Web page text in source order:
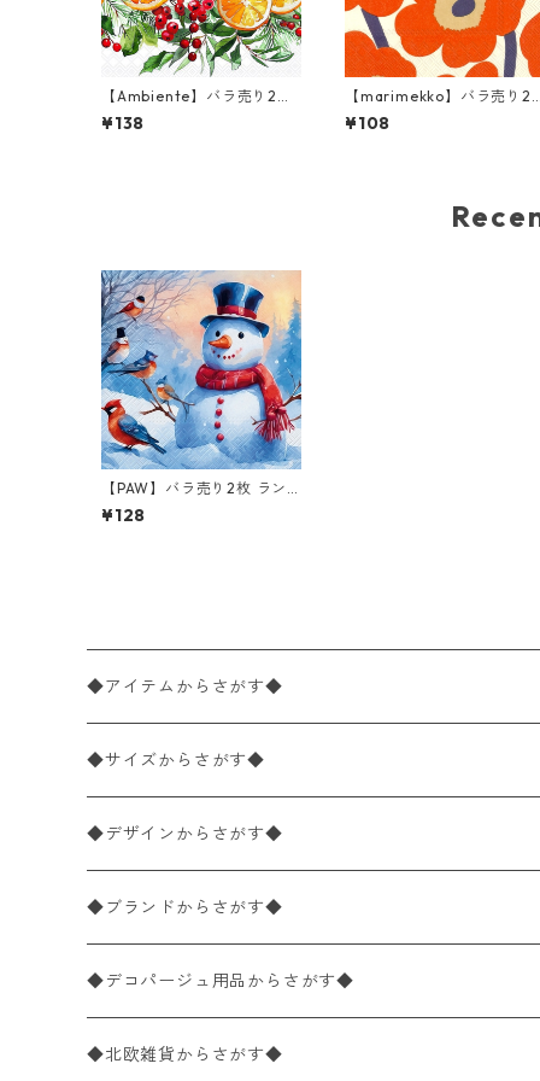
【Ambiente】バラ売り2枚
ランチサイズ ペーパーナプ
キン Winter oranges ホワ
¥138
【marimekko】バラ売り2
枚 カクテルサイズ ペーパー
ナプキン UNIKKO クリーム
¥108
【PAW】バラ売り2枚 ラン
チサイズ ペーパーナプキン
Distinctive Snowman ブル
¥128
◆アイテムからさがす◆
ペーパーナプキン2枚バラ売り
ペーパーナプキン1枚バラ売り
ペーパーナプキン20枚入りパック
ペーパーナプキン10枚入りパック
ライスペーパー
◆サイズからさがす◆
33×33cm（ランチサイズ）
バラ売り
パック売り
25×25cm（カクテルサイズ）
バラ売り
パック売り
40×40cm（ディナーサイズ）
バラ売り
21×21cm（ポケットサイズ）
◆デザインからさがす◆
花柄
植物・グリーン柄
動物・鳥・昆虫・蝶柄
◆ブランドからさがす◆
ドイツ製 IHR/イア
ランチサイズ
ドイツ製 Ambiente/アンビエンテ
◆デコパージュ用品からさがす◆
デコパージュ液
◆北欧雑貨からさがす◆